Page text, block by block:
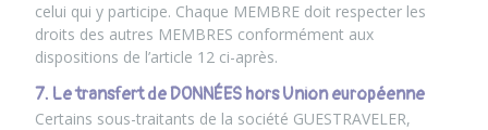
celui qui y participe. Chaque MEMBRE doit respecter les
droits des autres MEMBRES conformément aux
dispositions de l’article 12 ci-après.
7. Le transfert de DONNÉES hors Union européenne
Certains sous-traitants de la société GUESTRAVELER,